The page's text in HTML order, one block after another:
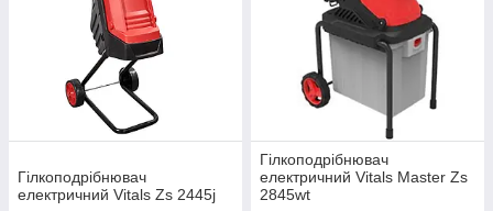
Гілкоподрібнювач
електричний Vitals Zs 2445j
Гілкоподрібнювач
електричний Vitals Master Zs
2845wt